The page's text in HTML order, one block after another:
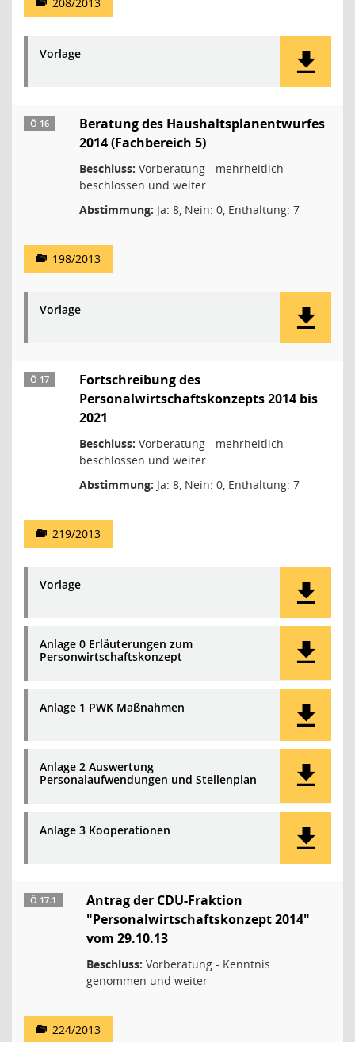
Vorlage
Ö 16
Beratung des Haushaltsplanentwurfes
2014 (Fachbereich 5)
Beschluss: Vorberatung - mehrheitlich
beschlossen und weiter
Abstimmung: Ja: 8, Nein: 0, Enthaltung: 7
198/2013
Vorlage
Ö 17
Fortschreibung des
Personalwirtschaftskonzepts 2014 bis
2021
Beschluss: Vorberatung - mehrheitlich
beschlossen und weiter
Abstimmung: Ja: 8, Nein: 0, Enthaltung: 7
219/2013
Vorlage
Anlage 0 Erläuterungen zum
Personwirtschaftskonzept
Anlage 1 PWK Maßnahmen
Anlage 2 Auswertung
Personalaufwendungen und Stellenplan
Anlage 3 Kooperationen
Ö 17.1
Antrag der CDU-Fraktion
"Personalwirtschaftskonzept 2014"
vom 29.10.13
Beschluss: Vorberatung - Kenntnis
genommen und weiter
224/2013